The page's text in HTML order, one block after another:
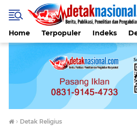
Home Terpopuler Indeks
› Detak Religius